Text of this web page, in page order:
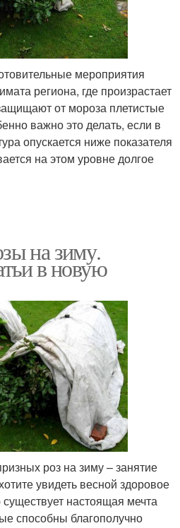
мероприятия
региона, где произрастает
от мороза плетистые
важно это делать, если в
опускается ниже показателя
на этом уровне долгое
на зиму.
в новую
роз на зиму – занятие
увидеть весной здоровое
настоящая мечта
способны благополучно